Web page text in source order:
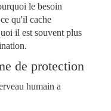
le besoin
qu'il cache
il est souvent plus
de protection
humain a